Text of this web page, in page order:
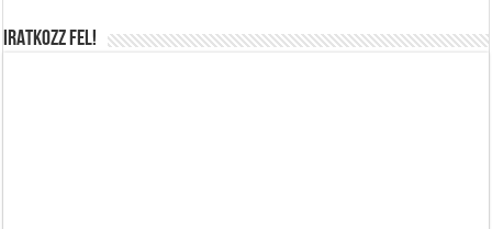
IRATKOZZ FEL!